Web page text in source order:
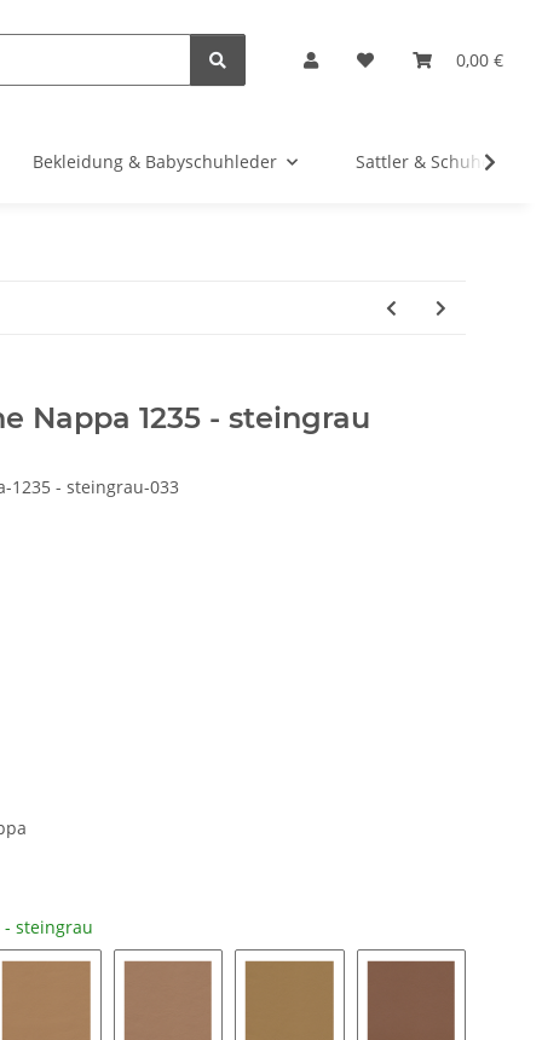
0,00 €
Bekleidung & Babyschuhleder Sattler & Schuhe
Nappa 1235 - steingrau
1235 - steingrau-033
- steingrau